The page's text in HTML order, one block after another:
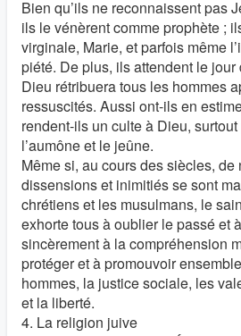
Bien qu’ils ne reconnaissent pas
ils le vénèrent comme prophète ;
virginale, Marie, et parfois même
piété. De plus, ils attendent le jour
Dieu rétribuera tous les hommes
ressuscités. Aussi ont-ils en
rendent-ils un culte à Dieu,
l’aumône et le jeûne.
Même si, au cours des siècles, de
dissensions et inimitiés se sont
chrétiens et les musulmans, le
exhorte tous à oublier le passé et
sincèrement à la compréhension
protéger et à promouvoir
hommes, la justice sociale, les
et la liberté.
4. La religion juive